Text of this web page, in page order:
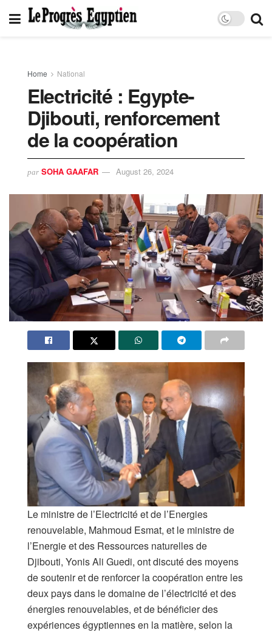
Home National
Electricité : Egypte-
Djibouti, renforcement
de la coopération
par SOHA GAAFAR August 26, 2024
Le ministre de l’Electricité et de l’Energies
renouvelable, Mahmoud Esmat, et le ministre de
l’Energie et des Ressources naturelles de
Djibouti, Yonis Ali Guedi, ont discuté des moyens
de soutenir et de renforcer la coopération entre les
deux pays dans le domaine de l’électricité et des
énergies renouvelables, et de bénéficier des
expériences égyptiennes en la matière, selon la